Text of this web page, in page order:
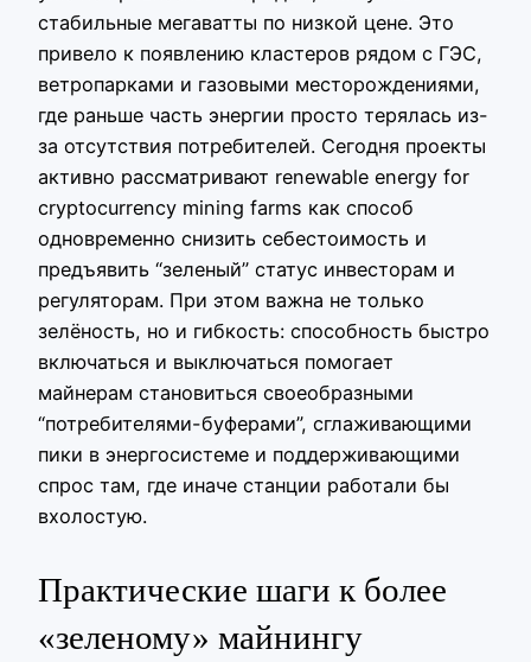
стабильные мегаватты по низкой цене. Это
привело к появлению кластеров рядом с ГЭС,
ветропарками и газовыми месторождениями,
где раньше часть энергии просто терялась из-
за отсутствия потребителей. Сегодня проекты
активно рассматривают renewable energy for
cryptocurrency mining farms как способ
одновременно снизить себестоимость и
предъявить “зеленый” статус инвесторам и
регуляторам. При этом важна не только
зелёность, но и гибкость: способность быстро
включаться и выключаться помогает
майнерам становиться своеобразными
“потребителями-буферами”, сглаживающими
пики в энергосистеме и поддерживающими
спрос там, где иначе станции работали бы
вхолостую.
Практические шаги к более
«зеленому» майнингу